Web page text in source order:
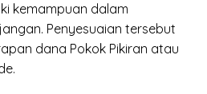
kemampuan dalam
Penyesuaian tersebut
dana Pokok Pikiran atau